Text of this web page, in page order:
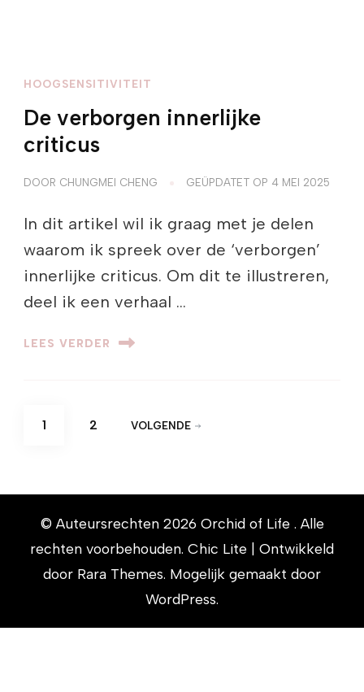
HOOGSENSITIVITEIT
De verborgen innerlijke
criticus
DOOR CHUNGMEI CHENG GEÜPDATET OP 4 MEI 2025
In dit artikel wil ik graag met je delen
waarom ik spreek over de ‘verborgen’
innerlijke criticus. Om dit te illustreren,
deel ik een verhaal …
LEES VERDER
Berichten
PAGINA
1 PAGINA
2 VOLGENDE
© Auteursrechten 2026 Orchid of Life . Alle
rechten voorbehouden. Chic Lite | Ontwikkeld
door Rara Themes. Mogelijk gemaakt door
WordPress.